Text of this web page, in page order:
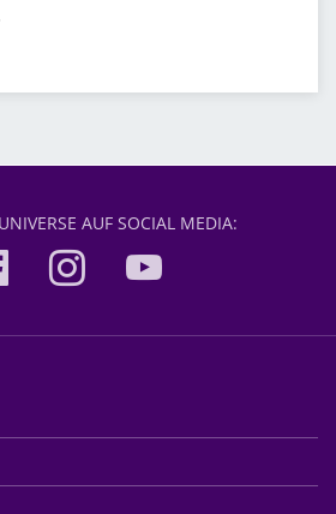
AUF SOCIAL MEDIA: